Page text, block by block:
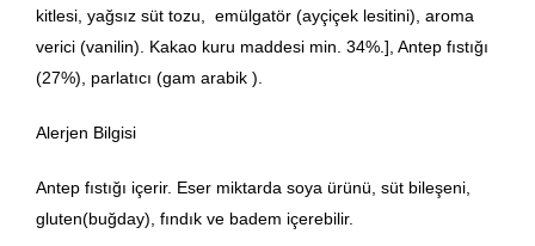
kitlesi, yağsız süt tozu, emülgatör (ayçiçek lesitini), aroma
verici (vanilin). Kakao kuru maddesi min. 34%.], Antep fıstığı
(27%), parlatıcı (gam arabik ).
Alerjen Bilgisi
Antep fıstığı içerir. Eser miktarda soya ürünü, süt bileşeni,
gluten(buğday), fındık ve badem içerebilir.